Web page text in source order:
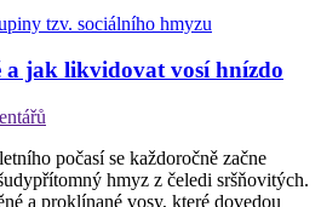
a jak likvidovat vosí hnízdo
počasí se každoročně začne
hmyz z čeledi sršňovitých.
a proklínané vosy, které dovedou